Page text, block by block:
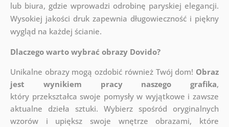
lub biura, gdzie wprowadzi odrobinę paryskiej elegancji.
Wysokiej jakości druk zapewnia długowieczność i piękny
wygląd na każdej ścianie.
Dlaczego warto wybrać obrazy Dovido?
Unikalne obrazy mogą ozdobić również Twój dom! Obraz
jest wynikiem pracy naszego grafika,
który przekształca swoje pomysły w wyjątkowe i zawsze
aktualne dzieła sztuki. Wybierz spośród oryginalnych
wzorów i upiększ swoje wnętrze obrazami, które